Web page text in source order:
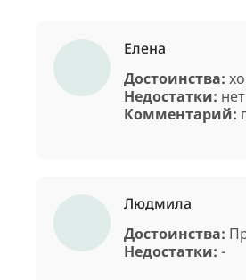
Елена
Достоинства:
Недостатки: нет
Комментарий:
Людмила
Достоинства:
Недостатки: -